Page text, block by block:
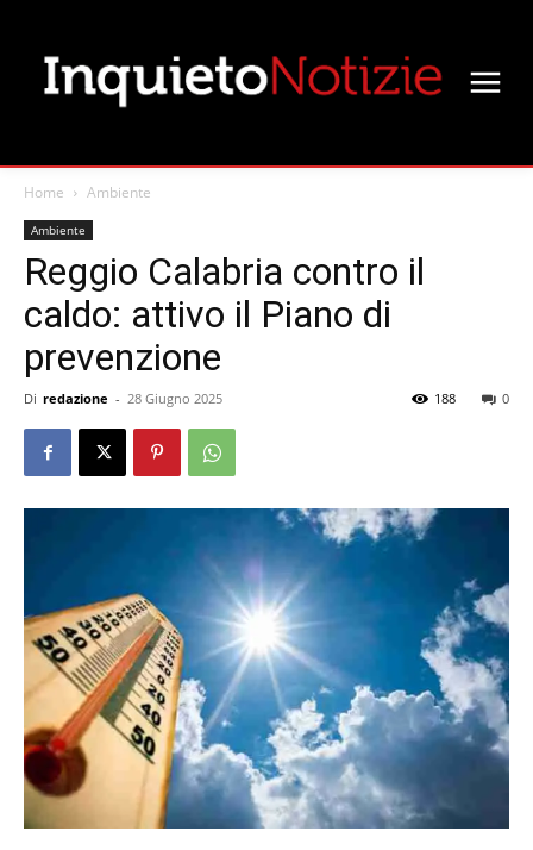
Home Ambiente
Ambiente
Reggio Calabria contro il
caldo: attivo il Piano di
prevenzione
Di redazione - 28 Giugno 2025 0
188